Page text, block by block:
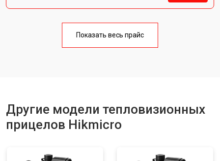
Показать весь прайс
Другие модели тепловизионных
прицелов Hikmicro